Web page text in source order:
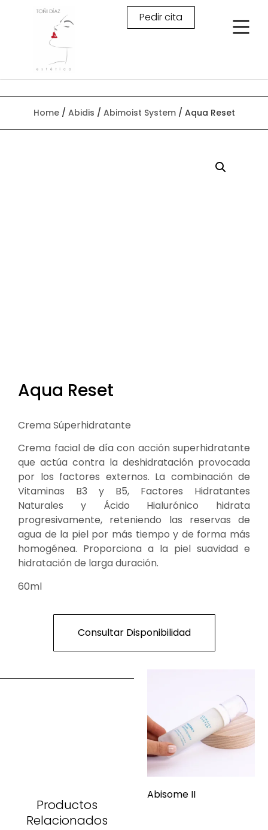
Pedir cita
Home/ Abidis / Abimoist System/ Aqua Reset
Aqua Reset
Crema Súperhidratante
Crema facial de día con acción superhidratante
que actúa contra la deshidratación provocada
por los factores externos. La combinación de
Vitaminas B3 y B5, Factores Hidratantes
Naturales y Ácido Hialurónico hidrata
progresivamente, reteniendo las reservas de
agua de la piel por más tiempo y de forma más
homogénea. Proporciona a la piel suavidad e
hidratación de larga duración.
60ml
Consultar Disponibilidad
Productos
Relacionados
Abisome II